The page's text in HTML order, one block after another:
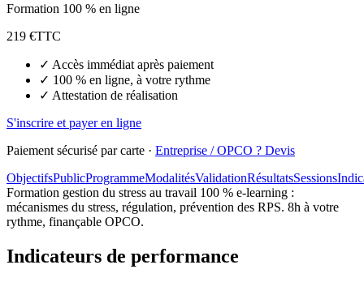
Formation 100 % en ligne
219 €TTC
✓ Accès immédiat après paiement
✓ 100 % en ligne, à votre rythme
✓ Attestation de réalisation
S'inscrire et payer en ligne
Paiement sécurisé par carte · Entreprise / OPCO ? Devis
ObjectifsPublicProgrammeModalitésValidationRésultatsSessions
Formation gestion du stress au travail 100 % e-learning :
mécanismes du stress, régulation, prévention des RPS. 8h à votre
rythme, finançable OPCO.
Indicateurs de performance